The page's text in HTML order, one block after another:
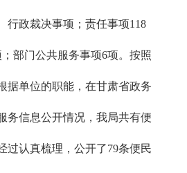
行政裁决事项；责任事项118
部门公共服务事项6项。按照
据单位的职能，在甘肃省政务
务信息公开情况，我局共有便
过认真梳理，公开了79条便民